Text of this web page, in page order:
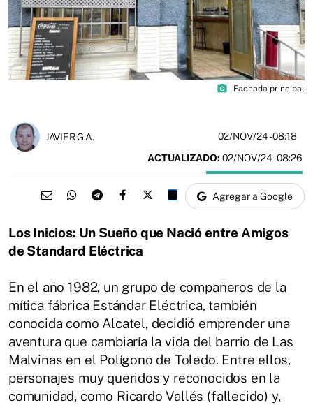
photo_camera Fachada principal
JAVIER G.A. 02/NOV/24- 08:18
ACTUALIZADO: 02/NOV/24 - 08:26
Agregar a Google
Los Inicios: Un Sueño que Nació entre Amigos
de Standard Eléctrica
En el año 1982, un grupo de compañeros de la
mítica fábrica Estándar Eléctrica, también
conocida como Alcatel, decidió emprender una
aventura que cambiaría la vida del barrio de Las
Malvinas en el Polígono de Toledo. Entre ellos,
personajes muy queridos y reconocidos en la
comunidad, como Ricardo Vallés (fallecido) y,